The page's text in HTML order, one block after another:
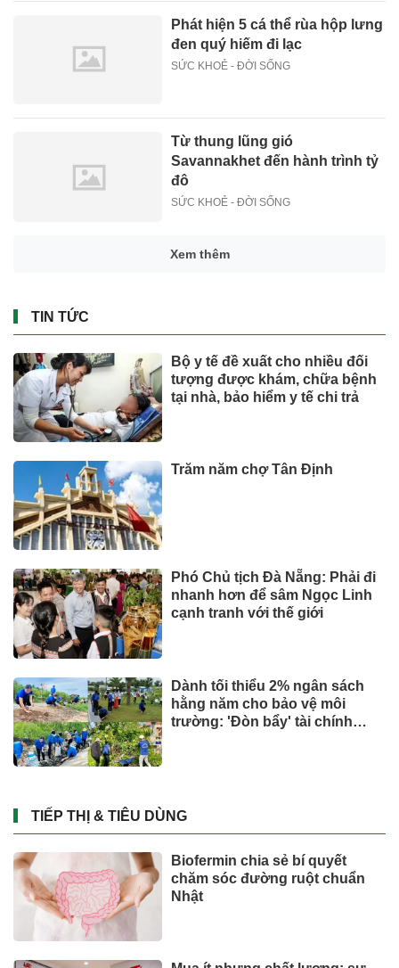
Phát hiện 5 cá thể rùa hộp lưng
đen quý hiếm đi lạc
SỨC KHOẺ - ĐỜI SỐNG
Từ thung lũng gió
Savannakhet đến hành trình tỷ
đô
SỨC KHOẺ - ĐỜI SỐNG
Xem thêm
TIN TỨC
Bộ y tế đề xuất cho nhiều đối
tượng được khám, chữa bệnh
tại nhà, bảo hiểm y tế chi trả
Trăm năm chợ Tân Định
Phó Chủ tịch Đà Nẵng: Phải đi
nhanh hơn để sâm Ngọc Linh
cạnh tranh với thế giới
Dành tối thiểu 2% ngân sách
hằng năm cho bảo vệ môi
trường: 'Đòn bẩy' tài chính
TIẾP THỊ & TIÊU DÙNG
Biofermin chia sẻ bí quyết
chăm sóc đường ruột chuẩn
Nhật